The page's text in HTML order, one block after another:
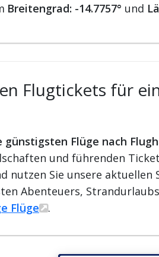
Breitengrad: -14.7757° und
Flugtickets für
günstigsten Flüge nach
und führenden
nutzen Sie unsere
Abenteuers,
Flüge .